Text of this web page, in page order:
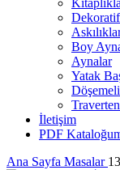
Boy
Aynalar
Yatak
İletişim
PDF
Ana Sayfa Masalar